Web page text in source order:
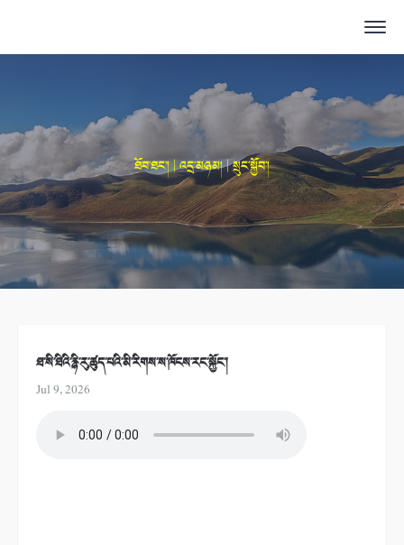
ཐོབ་ཐང་། | འདྲ་མཉམ། | སྲུང་སྐྱོབ་།
ཐ་སི་ཐིའི་རྙི་རུ་ཚུད་པའི་མི་རིགས་ས་ཁོངས་རང་སྐྱོང་།
Jul 9, 2026